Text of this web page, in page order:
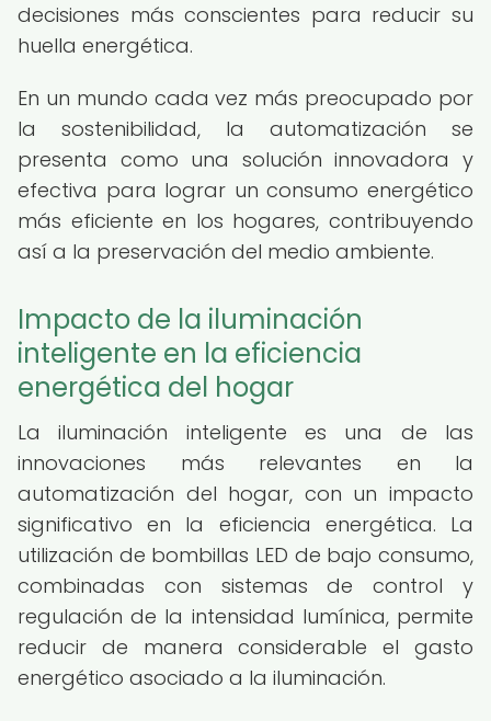
decisiones más conscientes para reducir su
huella energética.
En un mundo cada vez más preocupado por
la sostenibilidad, la automatización se
presenta como una solución innovadora y
efectiva para lograr un consumo energético
más eficiente en los hogares, contribuyendo
así a la preservación del medio ambiente.
Impacto de la iluminación
inteligente en la eficiencia
energética del hogar
La iluminación inteligente es una de las
innovaciones más relevantes en la
automatización del hogar, con un impacto
significativo en la eficiencia energética. La
utilización de bombillas LED de bajo consumo,
combinadas con sistemas de control y
regulación de la intensidad lumínica, permite
reducir de manera considerable el gasto
energético asociado a la iluminación.